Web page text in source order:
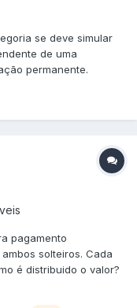
se deve simular
de uma
permanente.
pagamento
solteiros. Cada
é distribuido o valor?